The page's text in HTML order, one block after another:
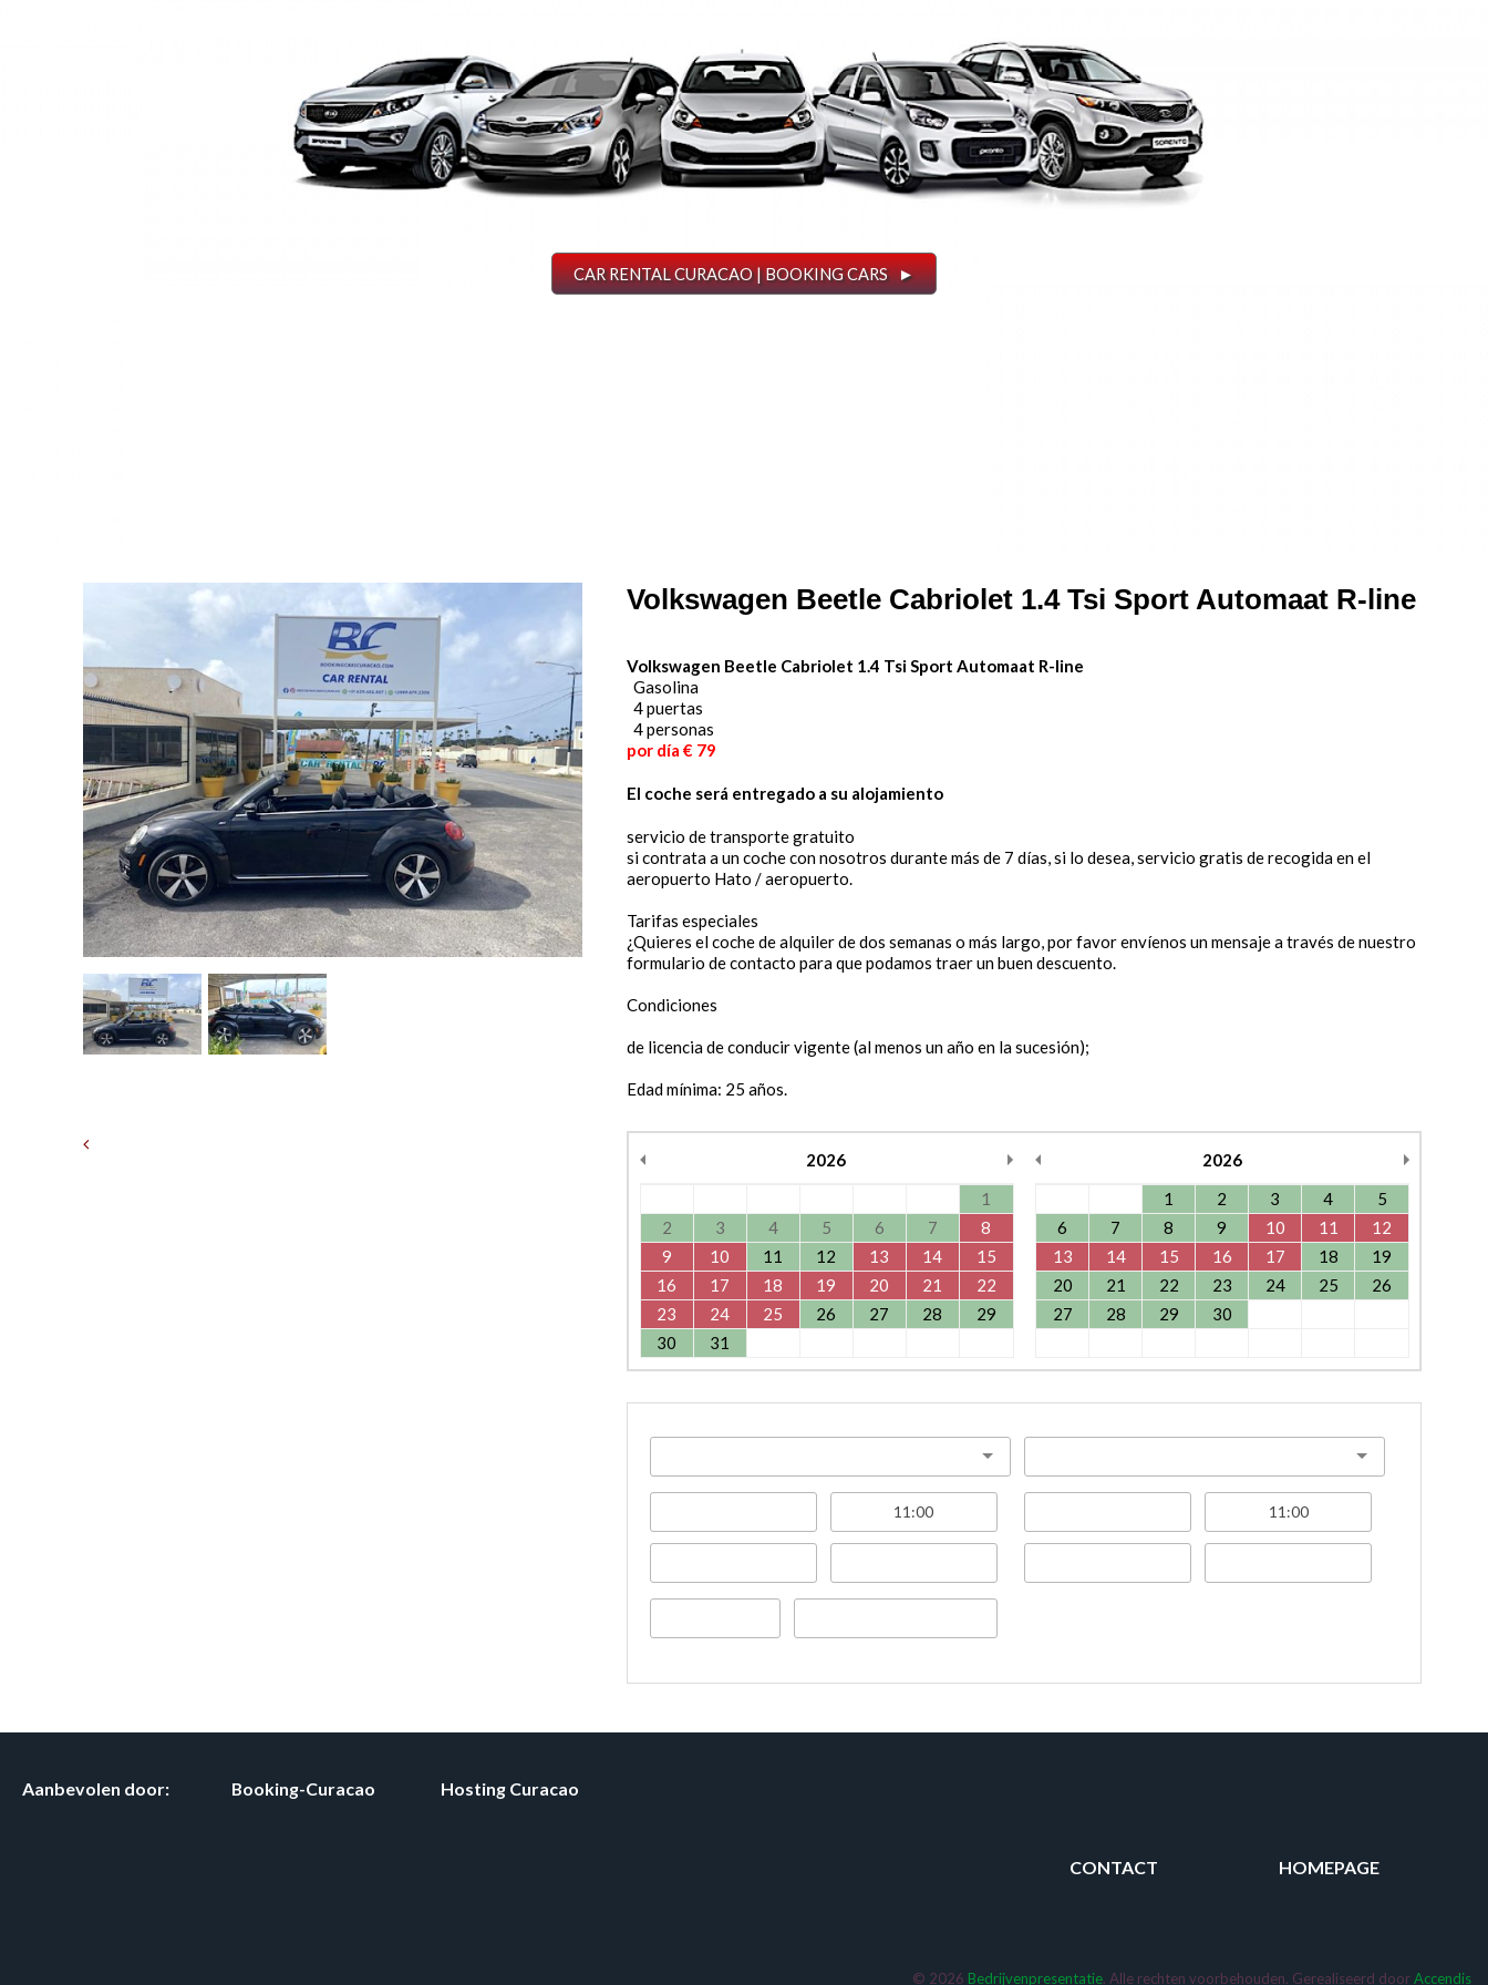
CAR RENTAL CURACAO | BOOKING CARS ►
Volkswagen Beetle Cabriolet 1.4 Tsi Sport Automaat R-line
Volkswagen Beetle Cabriolet 1.4 Tsi Sport Automaat R-line
Gasolina
4 puertas
4 personas
por día € 79
El coche será entregado a su alojamiento
servicio de transporte gratuito
si contrata a un coche con nosotros durante más de 7 días, si lo desea, servicio gratis de recogida en el
aeropuerto Hato / aeropuerto.
Tarifas especiales
¿Quieres el coche de alquiler de dos semanas o más largo, por favor envíenos un mensaje a través de nuestro
formulario de contacto para que podamos traer un buen descuento.
Condiciones
de licencia de conducir vigente (al menos un año en la sucesión);
Edad mínima: 25 años.
2026
1
2
3 4 5 6 7
8
9
10 11 12 13 14
15
16
17 18 19 20 21
22
23
24 25 26 27 28
29
30
31
2026
1
2 3 4
5
6
7 8 9 10 11
12
13
14 15 16 17 18
19
20
21 22 23 24 25
26
27
28 29 30
Aanbevolen door: Booking-Curacao Hosting Curacao
CONTACT HOMEPAGE
© 2026 Bedrijvenpresentatie. Alle rechten voorbehouden. Gerealiseerd doorAccendis